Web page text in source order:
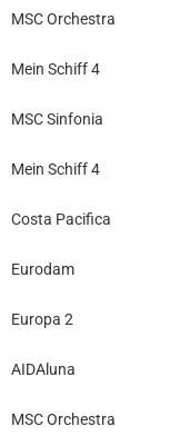
MSC Orchestra
Mein Schiff 4
MSC Sinfonia
Mein Schiff 4
Costa Pacifica
Eurodam
Europa 2
AIDAluna
MSC Orchestra